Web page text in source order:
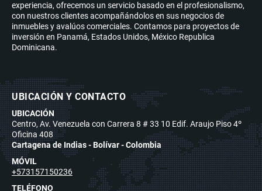
experiencia, ofrecemos un servicio basado en el profesionalismo,
con nuestros clientes acompañándolos en sus negocios de
inmuebles y avalúos comerciales. Contamos para proyectos de
inversión en Panamá, Estados Unidos, México Republica
Dominicana.
UBICACIÓN Y CONTACTO
UBICACIÓN
Centro, Av. Venezuela con Carrera 8 # 33 10 Edif. Araujo Piso 4º
Oficina 408
Cartagena de Indias - Bolívar - Colombia
MÓVIL
+573157150236
TELÉFONO